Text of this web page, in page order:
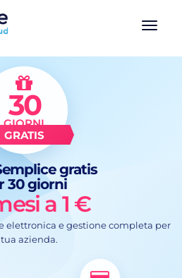
30
GIORNI
gratis
30 giorni
a 1 €
elettronica e gestione completa per
azienda.